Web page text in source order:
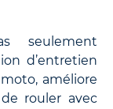
seulement
d’entretien
améliore
rouler avec